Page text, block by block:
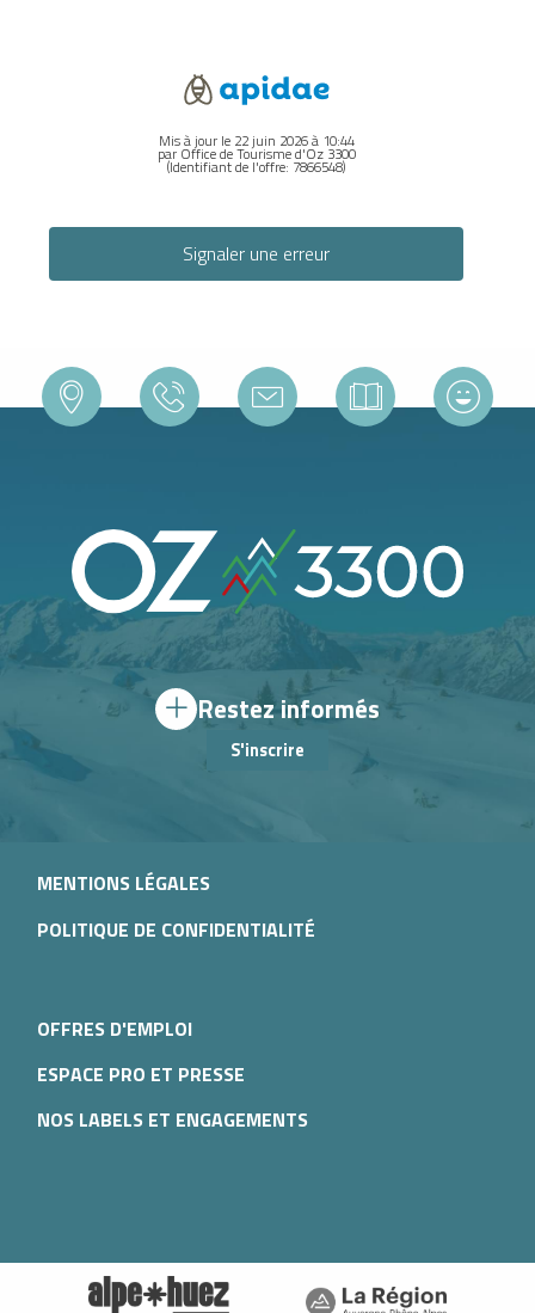
Mis à jour le 22 juin 2026 à 10:44
par Office de Tourisme d'Oz 3300
(Identifiant de l'offre: 7866548)
Signaler une erreur
Restez informés
S'inscrire
MENTIONS LÉGALES
POLITIQUE DE CONFIDENTIALITÉ
OFFRES D'EMPLOI
ESPACE PRO ET PRESSE
NOS LABELS ET ENGAGEMENTS